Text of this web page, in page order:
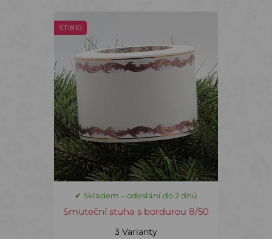
ST1810
✔ Skladem – odeslání do 2 dnů
Smuteční stuha s bordurou 8/50
3 Varianty